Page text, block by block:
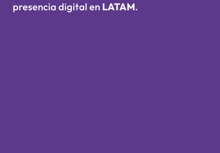
presencia digital en LATAM.